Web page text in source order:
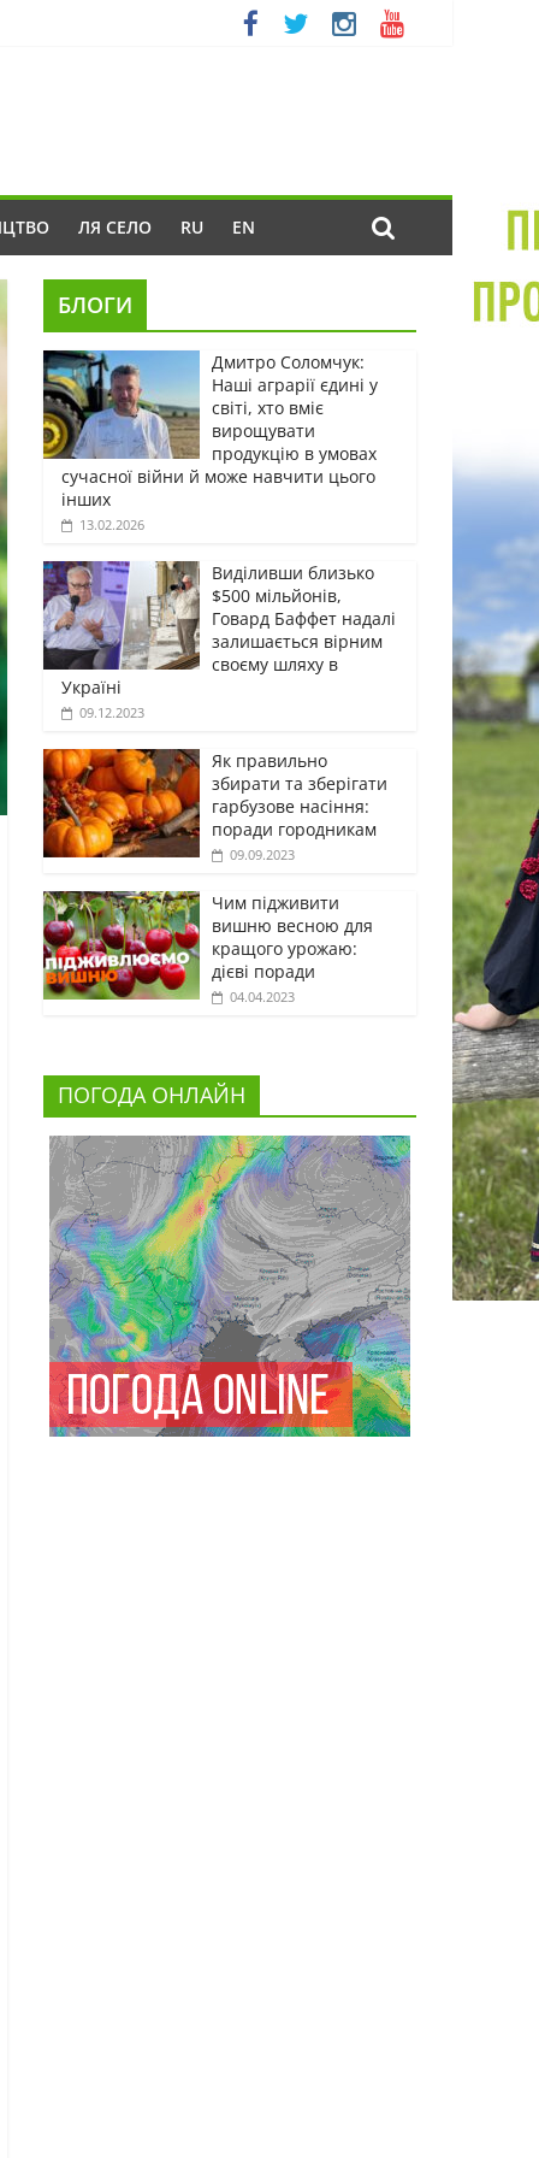
ЛЯ СЕЛО RU EN
БЛОГИ
Дмитро Соломчук:
Наші аграрії єдині у
світі, хто вміє
вирощувати
продукцію в умовах
сучасної війни й може навчити цього
інших
13.02.2026
Виділивши близько
$500 мільйонів,
Говард Баффет надалі
залишається вірним
своєму шляху в
Україні
09.12.2023
Як правильно
збирати та зберігати
гарбузове насіння:
поради городникам
09.09.2023
Чим підживити
вишню весною для
кращого урожаю:
дієві поради
04.04.2023
ПОГОДА ОНЛАЙН